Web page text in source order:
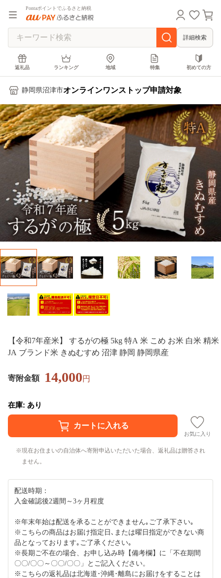
Pontaポイントでふるさと納税
詳細検索
返礼品 ランキング 地域 特集 初めての方
静岡県沼津市オンラインワンストップ申請対象
【令和7年産米】 するがの極 5kg 特A 米 こめ お米 白米 精米
JA ブランド米 きぬむすめ 沼津 静岡 静岡県産
寄附金額 14,000円
在庫: あり
お気に入り
現在お住まいの自治体へ寄附申込いただいた場合、返礼品は贈答され
ません。
配送時期：
入金確認後2週間～3ヶ月程度
※年末年始は配送を承ることができません｡ご了承下さい｡
※こちらの商品はお届け指定日､または曜日指定ができない商
品となっております｡ご了承ください｡
※長期ご不在の場合、お申し込み時【備考欄】に「不在期間
〇〇/〇〇～〇〇/〇〇」とご記入ください。
※こちらの返礼品は北海道･沖縄･離島にお届けをすることは